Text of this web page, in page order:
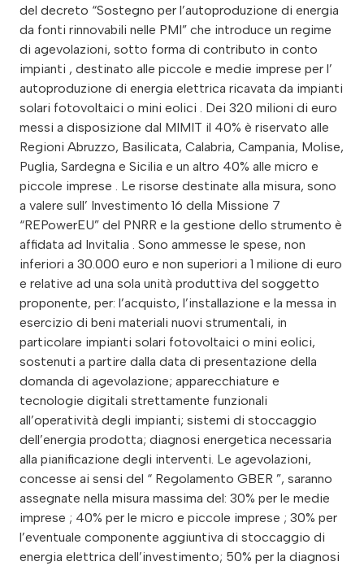
del decreto “Sostegno per l’autoproduzione di energia
da fonti rinnovabili nelle PMI” che introduce un regime
di agevolazioni, sotto forma di contributo in conto
impianti , destinato alle piccole e medie imprese per l’
autoproduzione di energia elettrica ricavata da impianti
solari fotovoltaici o mini eolici . Dei 320 milioni di euro
messi a disposizione dal MIMIT il 40% è riservato alle
Regioni Abruzzo, Basilicata, Calabria, Campania, Molise,
Puglia, Sardegna e Sicilia e un altro 40% alle micro e
piccole imprese . Le risorse destinate alla misura, sono
a valere sull’ Investimento 16 della Missione 7
“REPowerEU” del PNRR e la gestione dello strumento è
affidata ad Invitalia . Sono ammesse le spese, non
inferiori a 30.000 euro e non superiori a 1 milione di euro
e relative ad una sola unità produttiva del soggetto
proponente, per: l’acquisto, l’installazione e la messa in
esercizio di beni materiali nuovi strumentali, in
particolare impianti solari fotovoltaici o mini eolici,
sostenuti a partire dalla data di presentazione della
domanda di agevolazione; apparecchiature e
tecnologie digitali strettamente funzionali
all’operatività degli impianti; sistemi di stoccaggio
dell’energia prodotta; diagnosi energetica necessaria
alla pianificazione degli interventi. Le agevolazioni,
concesse ai sensi del “ Regolamento GBER ”, saranno
assegnate nella misura massima del: 30% per le medie
imprese ; 40% per le micro e piccole imprese ; 30% per
l’eventuale componente aggiuntiva di stoccaggio di
energia elettrica dell’investimento; 50% per la diagnosi